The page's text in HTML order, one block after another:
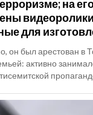
на
для
он был арестован в
активно